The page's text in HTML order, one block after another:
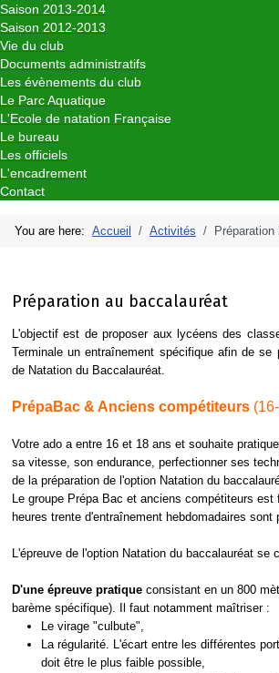
Saison 2013-2014
Saison 2012-2013
Vie du club
Documents administratifs
Les évènements du club
Le Parc Aquatique
L'Ecole de natation Française
Le bureau
Les officiels
L'encadrement
Contact
You are here: Accueil Activités
Préparation au baccalauréat
L'objectif est de proposer aux lycéens des
Terminale un entraînement spécifique afin de se
de Natation du Baccalauréat.
PrépaBac & Anciens compétiteurs
Votre ado a entre 16 et 18 ans et souhaite
sa vitesse, son endurance, perfectionner ses
de la préparation de l'option Natation du
Le groupe Prépa Bac et anciens compétiteurs
heures trente d'entraînement hebdomadaires sont
L'épreuve de l'option Natation du baccalauréat se
D'une épreuve pratiqueconsistant en un 800
barème spécifique). Il faut notamment maîtriser :
Le virage "culbute",
La régularité. L'écart entre les différentes
doit être le plus faible possible,